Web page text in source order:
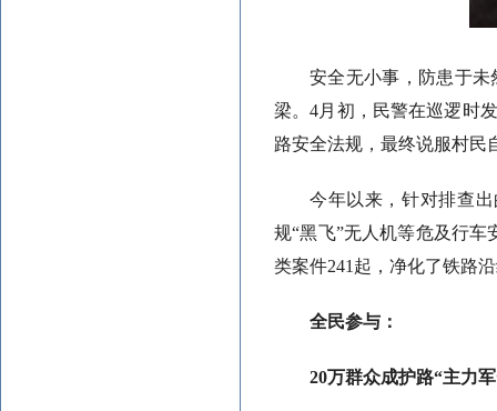
安全无小事，防患于
梁。4月初，民警在巡逻时
路安全法规，最终说服村民
今年以来，针对排查
规“黑飞”无人机等危及行
类案件241起，净化了铁路
全民参与：
20万群众成护路“主力